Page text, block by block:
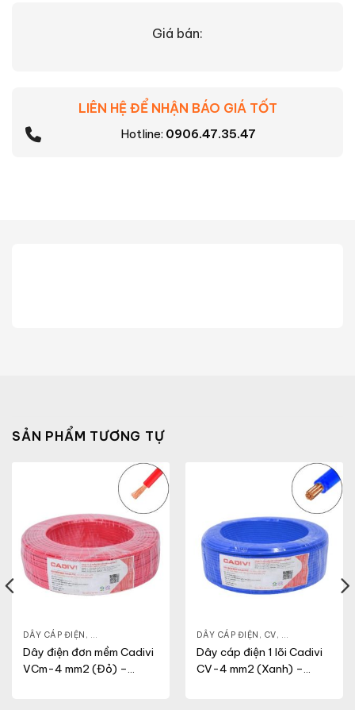
Giá bán:
LIÊN HỆ ĐỂ NHẬN BÁO GIÁ TỐT
Hotline: 0906.47.35.47
SẢN PHẨM TƯƠNG TỰ
DÂY CÁP ĐIỆN , DÂY ĐIỆN DÂN DỤNG VCM
Dây điện đơn mềm Cadivi
VCm-4 mm2 (Đỏ) –
DÂY CÁP ĐIỆN , CV, DÂY ĐIỆN DÂN
Dây cáp điện 1 lõi Cadivi
CV-4 mm2 (Xanh) –
VC